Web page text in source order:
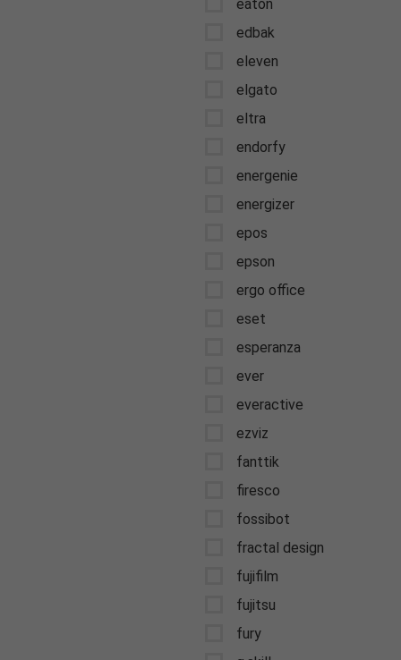
eaton
edbak
eleven
elgato
eltra
endorfy
energenie
energizer
epos
epson
ergo office
eset
esperanza
ever
everactive
ezviz
fanttik
firesco
fossibot
fractal design
fujifilm
fujitsu
fury